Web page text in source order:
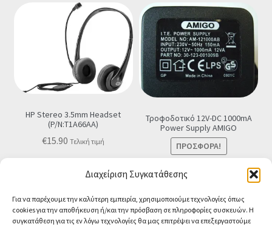
Διαχείριση Συγκατάθεσης
Για να παρέχουμε την καλύτερη εμπειρία, χρησιμοποιούμε τεχνολογίες όπως
cookies για την αποθήκευση ή/και την πρόσβαση σε πληροφορίες συσκευών. Η
συγκατάθεση για τις εν λόγω τεχνολογίες θα μας επιτρέψει να επεξεργαστούμε
HP Stereo 3.5mm Headset
(P/N:T1A66AA)
€15.90 Τελική τιμή
Προσθήκη στο καλάθι
Τροφοδοτικό 12V-DC 1000mA
Power Supply ΑMIGO
ΠΡΟΣΦΟΡΆ!
€8.90Original
was:
€8.90.
€
τιμή
είναι:
Προσθήκη στο καλάθι